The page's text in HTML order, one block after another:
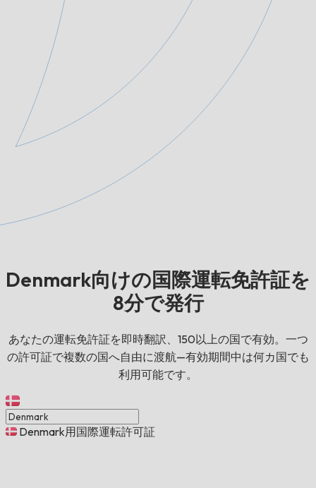
Denmark向けの国際運転免許証を
8分で発行
あなたの運転免許証を即時翻訳、150以上の国で有効。一つ
の許可証で複数の国へ自由に渡航—有効期間中は何カ国でも
利用可能です。
Denmark用国際運転許可証